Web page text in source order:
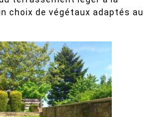
choix de végétaux adaptés au